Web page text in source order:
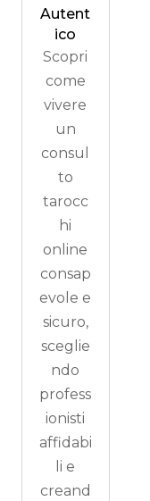
Autent
ico
Scopri
come
vivere
un
consul
to
tarocc
hi
online
consap
evole e
sicuro,
sceglie
ndo
profess
ionisti
affidabi
li e
creand